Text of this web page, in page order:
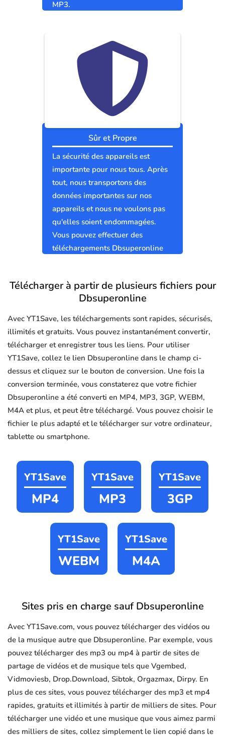
MP3.
Sûr et Propre
La sécurité des appareils est
importante pour nous tous. Après
tout, nous transportons des
données importantes sur nos
appareils et nous ne voulons pas
qu'elles soient endommagées.
Vous pouvez effectuer des
téléchargements Dbsuperonline
Télécharger à partir de plusieurs fichiers pour
Dbsuperonline
Avec YT1Save, les téléchargements sont rapides, sécurisés,
illimités et gratuits. Vous pouvez instantanément convertir,
télécharger et enregistrer tous les liens. Pour utiliser
YT1Save, collez le lien Dbsuperonline dans le champ ci-
dessus et cliquez sur le bouton de conversion. Une fois la
conversion terminée, vous constaterez que votre fichier
Dbsuperonline a été converti en MP4, MP3, 3GP, WEBM,
M4A et plus, et peut être téléchargé. Vous pouvez choisir le
fichier le plus adapté et le télécharger sur votre ordinateur,
tablette ou smartphone.
YT1Save
MP4
YT1Save
MP3
YT1Save
3GP
YT1Save
WEBM
YT1Save
M4A
Sites pris en charge sauf Dbsuperonline
Avec YT1Save.com, vous pouvez télécharger des vidéos ou
de la musique autre que Dbsuperonline. Par exemple, vous
pouvez télécharger des mp3 ou mp4 à partir de sites de
partage de vidéos et de musique tels que Vgembed,
Vidmoviesb, Drop.Download, Sibtok, Orgazmax, Dirpy. En
plus de ces sites, vous pouvez télécharger des mp3 et mp4
rapides, gratuits et illimités à partir de milliers de sites. Pour
télécharger une vidéo et une musique que vous aimez parmi
des milliers de sites, collez simplement le lien copié dans le